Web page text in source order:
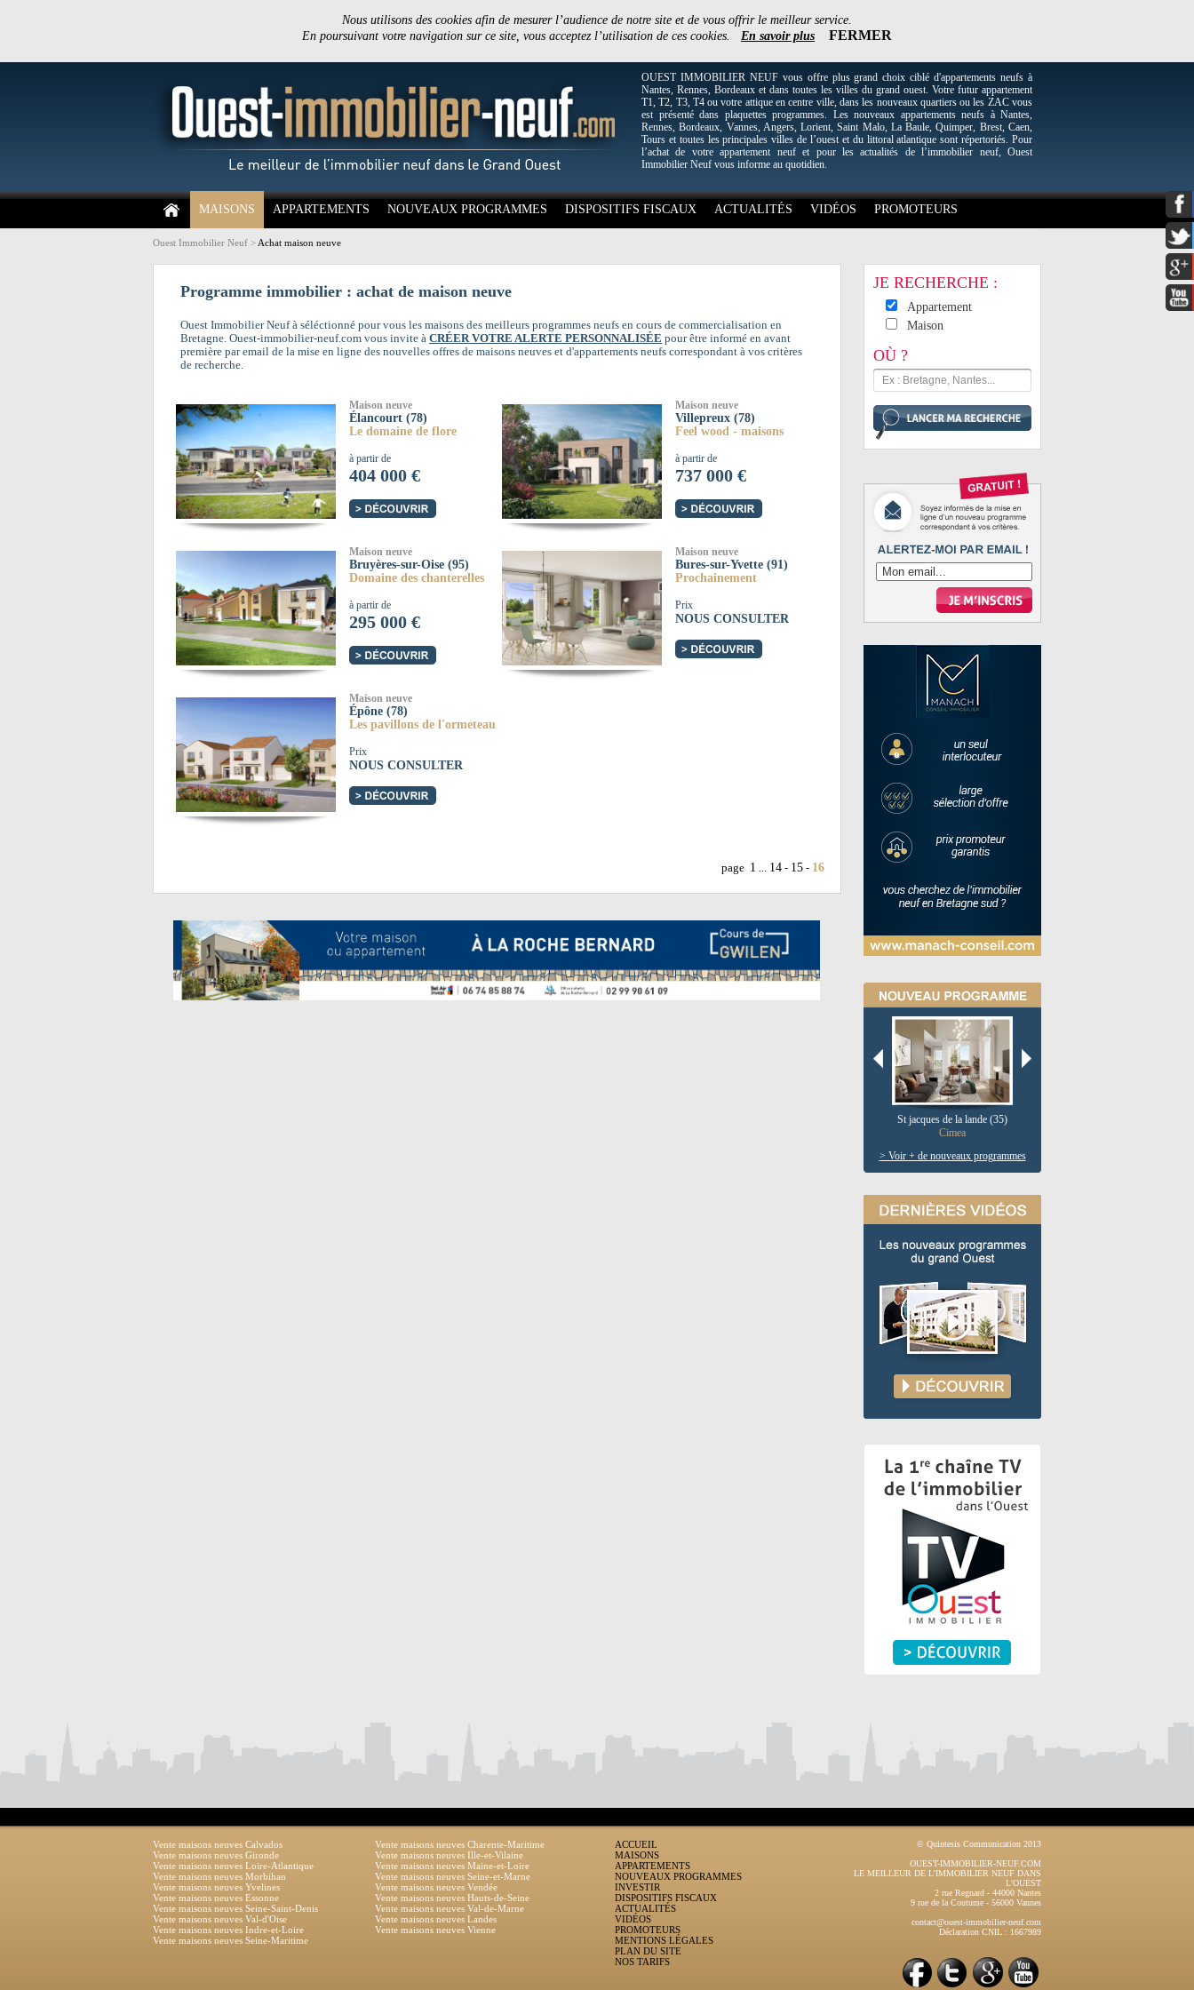
Nous utilisons des cookies afin de mesurer l’audience de notre site et de vous offrir le meilleur service.
En poursuivant votre navigation sur ce site, vous acceptez l’utilisation de ces cookies. En savoir plus FERMER
OUEST IMMOBILIER NEUF vous offre plus grand choix ciblé d'appartements neufs à
Nantes, Rennes, Bordeaux et dans toutes les villes du grand ouest. Votre futur appartement
T1, T2, T3, T4 ou votre attique en centre ville, dans les nouveaux quartiers ou les ZAC vous
est présenté dans plaquettes programmes. Les nouveaux appartements neufs à Nantes,
Rennes, Bordeaux, Vannes, Angers, Lorient, Saint Malo, La Baule, Quimper, Brest, Caen,
Tours et toutes les principales villes de l’ouest et du littoral atlantique sont répertoriés. Pour
l’achat de votre appartement neuf et pour les actualités de l’immobilier neuf, Ouest
Immobilier Neuf vous informe au quotidien.
MAISONS APPARTEMENTS NOUVEAUX PROGRAMMES DISPOSITIFS FISCAUX ACTUALITÉS VIDÉOS PROMOTEURS
Ouest Immobilier Neuf > Achat maison neuve
Programme immobilier : achat de maison neuve
Ouest Immobilier Neuf à séléctionné pour vous les maisons des meilleurs programmes neufs en cours de commercialisation en
Bretagne. Ouest-immobilier-neuf.com vous invite à CRÉER VOTRE ALERTE PERSONNALISÉE pour être informé en avant
première par email de la mise en ligne des nouvelles offres de maisons neuves et d'appartements neufs correspondant à vos critères
de recherche.
Maison neuve
Élancourt (78)
Le domaine de flore
à partir de
404 000 €
Maison neuve
Villepreux (78)
Feel wood - maisons
à partir de
737 000 €
Maison neuve
Bruyères-sur-Oise (95)
Domaine des chanterelles
à partir de
295 000 €
Maison neuve
Bures-sur-Yvette (91)
Prochainement
Prix
NOUS CONSULTER
Maison neuve
Épône (78)
Les pavillons de l'ormeteau
Prix
NOUS CONSULTER
page 1 ... 14 - 15 - 16
JE RECHERCHE :
Appartement
Maison
OÙ ?
St jacques de la lande (35)
Cimea
> Voir + de nouveaux programmes
Vente maisons neuves Calvados
Vente maisons neuves Charente-Maritime
Vente maisons neuves Gironde
Vente maisons neuves Ille-et-Vilaine
Vente maisons neuves Loire-Atlantique
Vente maisons neuves Maine-et-Loire
Vente maisons neuves Morbihan
Vente maisons neuves Seine-et-Marne
Vente maisons neuves Yvelines
Vente maisons neuves Vendée
Vente maisons neuves Essonne
Vente maisons neuves Hauts-de-Seine
Vente maisons neuves Seine-Saint-Denis
Vente maisons neuves Val-de-Marne
Vente maisons neuves Val-d'Oise
Vente maisons neuves Landes
Vente maisons neuves Indre-et-Loire
Vente maisons neuves Vienne
Vente maisons neuves Seine-Maritime
ACCUEIL
MAISONS
APPARTEMENTS
NOUVEAUX PROGRAMMES
INVESTIR
DISPOSITIFS FISCAUX
ACTUALITÉS
VIDÉOS
PROMOTEURS
MENTIONS LÉGALES
PLAN DU SITE
NOS TARIFS
© Quintesis Communication 2013
OUEST-IMMOBILIER-NEUF.COM
LE MEILLEUR DE L'IMMOBILIER NEUF DANS
L'OUEST
2 rue Regnard - 44000 Nantes
9 rue de la Coutume - 56000 Vannes
contact@ouest-immobilier-neuf.com
Déclaration CNIL : 1667989